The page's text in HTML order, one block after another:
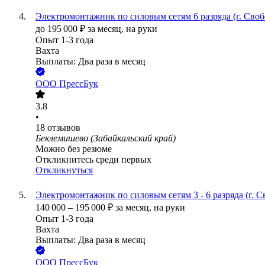
Электромонтажник по силовым сетям 6 разряда (г.
до 195 000 ₽ за месяц, на руки
Опыт 1-3 года
Вахта
Выплаты: Два раза в месяц
ООО ПрессБук
3.8
•
18 отзывов
Беклемишево (Забайкальский край)
Можно без резюме
Откликнитесь среди первых
Откликнуться
Электромонтажник по силовым сетям 3 - 6 разряда (г.
140 000 – 195 000 ₽ за месяц, на руки
Опыт 1-3 года
Вахта
Выплаты: Два раза в месяц
ООО ПрессБук